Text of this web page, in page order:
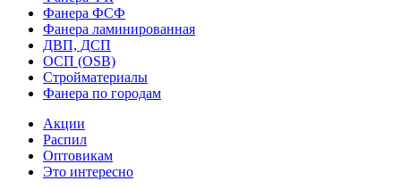
Фанера ФСФ
Фанера ламинированная
ДВП, ДСП
ОСП (OSB)
Стройматериалы
Фанера по городам
Акции
Распил
Оптовикам
Это интересно